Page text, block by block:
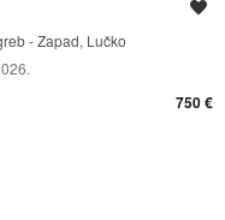
- Zapad, Lučko
750 €